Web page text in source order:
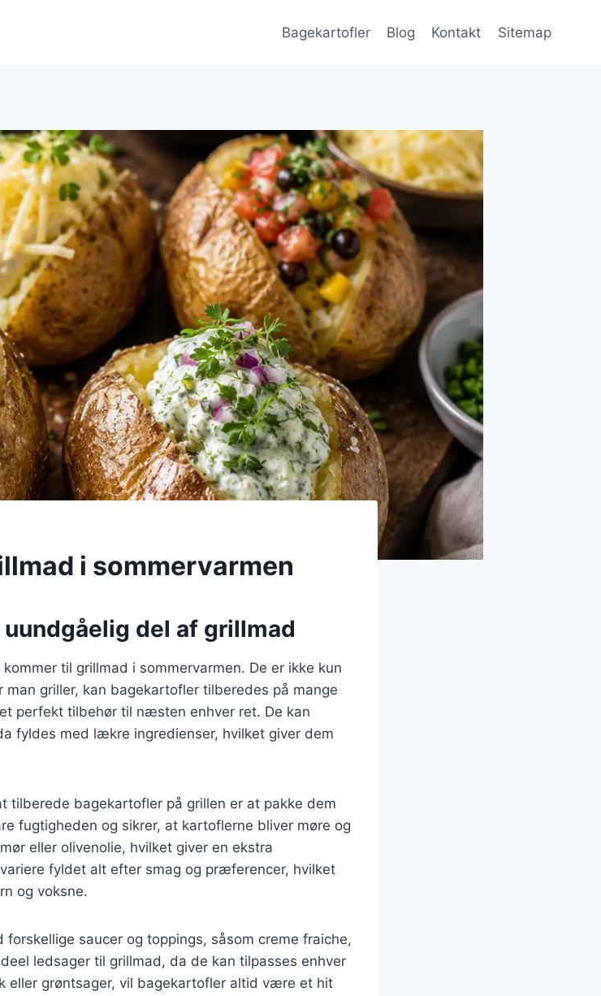
Bagekartofler Blog Kontakt Sitemap
i sommervarmen
del af grillmad
til grillmad i sommervarmen. De er ikke kun
griller, kan bagekartofler tilberedes på mange
perfekt tilbehør til næsten enhver ret. De kan
fyldes med lækre ingredienser, hvilket giver dem
tilberede bagekartofler på grillen er at pakke dem
fugtigheden og sikrer, at kartoflerne bliver møre og
eller olivenolie, hvilket giver en ekstra
fyldet alt efter smag og præferencer, hvilket
og voksne.
saucer og toppings, såsom creme fraiche,
ledsager til grillmad, da de kan tilpasses enhver
eller grøntsager, vil bagekartofler altid være et hit